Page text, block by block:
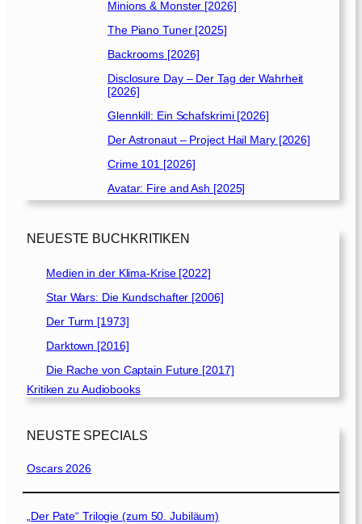
Minions & Monster [2026]
The Piano Tuner [2025]
Backrooms [2026]
Disclosure Day – Der Tag der Wahrheit
[2026]
Glennkill: Ein Schafskrimi [2026]
Der Astronaut – Project Hail Mary [2026]
Crime 101 [2026]
Avatar: Fire and Ash [2025]
NEUESTE BUCHKRITIKEN
Medien in der Klima-Krise [2022]
Star Wars: Die Kundschafter [2006]
Der Turm [1973]
Darktown [2016]
Die Rache von Captain Future [2017]
Kritiken zu Audiobooks
NEUSTE SPECIALS
Oscars 2026
„Der Pate“ Trilogie (zum 50. Jubiläum)